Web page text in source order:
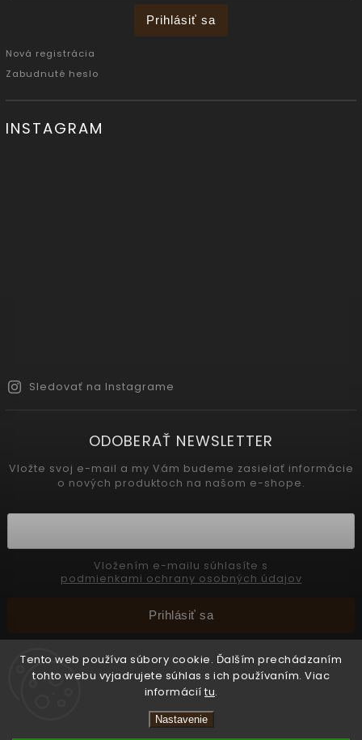
Tento web používa súbory cookie. Ďalším prechádzaním
tohto webu vyjadrujete súhlas s ich používaním. Viac
informácií tu.
Nastavenie
Prihlásiť sa
Nová registrácia
Zabudnuté heslo
INSTAGRAM
Sledovať na Instagrame
ODOBERAŤ NEWSLETTER
Vložte svoj e-mail a my Vám budeme zasielať informácie
o nových produktoch na našom e-shope.
podmienkami ochrany osobných údajov
Prihlásiť sa
Copyright 2026INTERMEDIC SK. Všetky práva vyhradené.
VytvořilShoptet